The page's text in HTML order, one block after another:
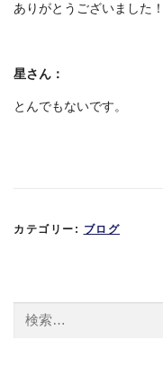
ありがとうございました！
星さん：
とんでもないです。
カテゴリー: ブログ
検索: